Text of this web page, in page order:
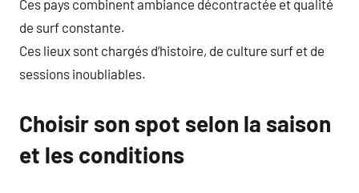
Ces pays combinent ambiance décontractée et qualité
de surf constante.
Ces lieux sont chargés d’histoire, de culture surf et de
sessions inoubliables.
Choisir son spot selon la saison
et les conditions